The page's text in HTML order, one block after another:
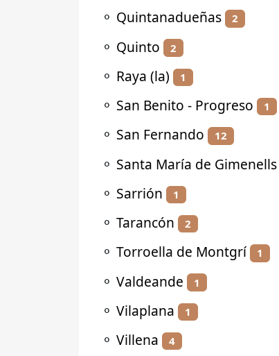
⚬ Quintanadueñas 2
⚬ Quinto 2
⚬ Raya (la) 1
⚬ San Benito - Progreso 1
⚬ San Fernando 12
⚬ Santa María de Gimenells
⚬ Sarrión 1
⚬ Tarancón 2
⚬ Torroella de Montgrí 1
⚬ Valdeande 1
⚬ Vilaplana 1
⚬ Villena 4